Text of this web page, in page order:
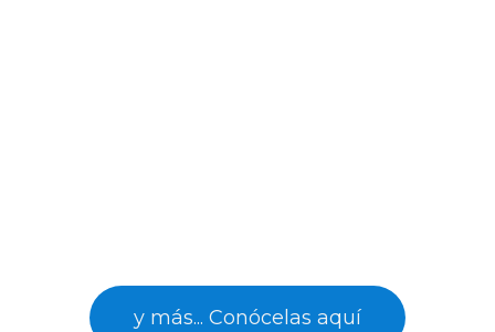
y más... Conócelas aquí